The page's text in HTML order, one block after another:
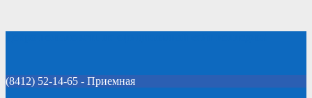
(8412) 52-14-65 - Приемная